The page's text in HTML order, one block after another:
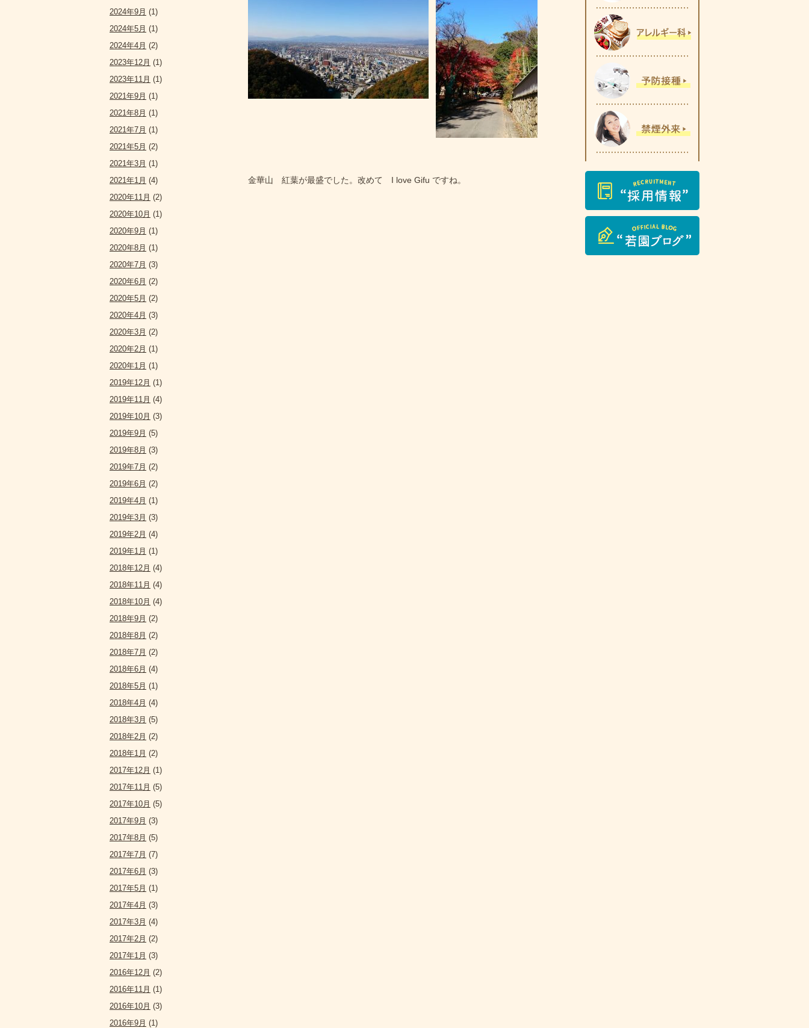
金華山 紅葉が最盛でした。改めて I love Gifu ですね。
2024年9月 (1)
2024年5月 (1)
2024年4月 (2)
2023年12月 (1)
2023年11月 (1)
2021年9月 (1)
2021年8月 (1)
2021年7月 (1)
2021年5月 (2)
2021年3月 (1)
2021年1月 (4)
2020年11月 (2)
2020年10月 (1)
2020年9月 (1)
2020年8月 (1)
2020年7月 (3)
2020年6月 (2)
2020年5月 (2)
2020年4月 (3)
2020年3月 (2)
2020年2月 (1)
2020年1月 (1)
2019年12月 (1)
2019年11月 (4)
2019年10月 (3)
2019年9月 (5)
2019年8月 (3)
2019年7月 (2)
2019年6月 (2)
2019年4月 (1)
2019年3月 (3)
2019年2月 (4)
2019年1月 (1)
2018年12月 (4)
2018年11月 (4)
2018年10月 (4)
2018年9月 (2)
2018年8月 (2)
2018年7月 (2)
2018年6月 (4)
2018年5月 (1)
2018年4月 (4)
2018年3月 (5)
2018年2月 (2)
2018年1月 (2)
2017年12月 (1)
2017年11月 (5)
2017年10月 (5)
2017年9月 (3)
2017年8月 (5)
2017年7月 (7)
2017年6月 (3)
2017年5月 (1)
2017年4月 (3)
2017年3月 (4)
2017年2月 (2)
2017年1月 (3)
2016年12月 (2)
2016年11月 (1)
2016年10月 (3)
2016年9月 (1)